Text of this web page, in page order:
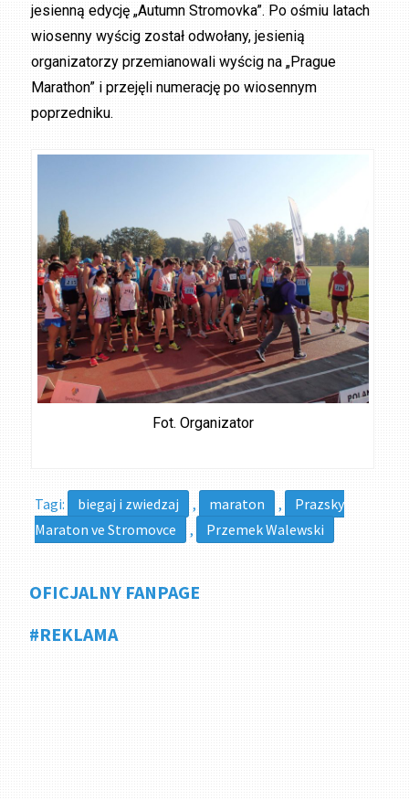
jesienną edycję „Autumn Stromovka”. Po ośmiu latach
wiosenny wyścig został odwołany, jesienią
organizatorzy przemianowali wyścig na „Prague
Marathon” i przejęli numerację po wiosennym
poprzedniku.
Fot. Organizator
Tagi: biegaj i zwiedzaj , maraton ,
Prazsky
Maraton ve Stromovce
, Przemek Walewski
OFICJALNY FANPAGE
#REKLAMA